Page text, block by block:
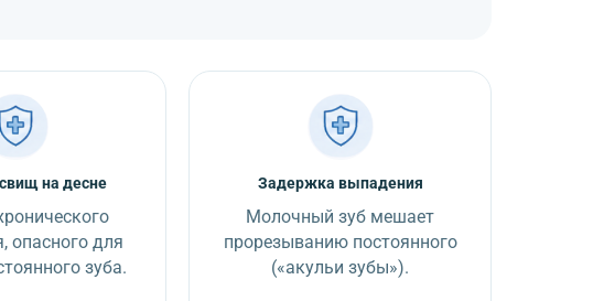
на десне
опасного для
зуба.
Задержка выпадения
Молочный зуб мешает
прорезыванию постоянного
(«акульи зубы»).